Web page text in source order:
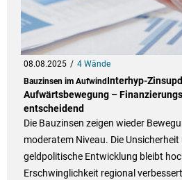
08.08.2025
4 Wände
Bauzinsen im Aufwind Interhyp-
Aufwärtsbewegung –
entscheidend
Die Bauzinsen zeigen wieder
moderatem Niveau. Die Unsicherheit
geldpolitische Entwicklung bleibt
Erschwinglichkeit regional